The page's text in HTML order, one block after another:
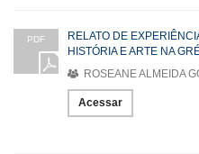
PDF
RELATO DE
HISTÓRIA E ARTE NA
ROSEANE ALMEIDA
Acessar